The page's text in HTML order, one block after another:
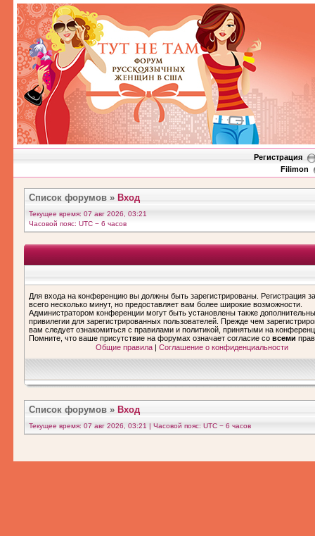
Регистрация
Filimon
Список форумов » Вход
Текущее время: 07 авг 2026, 03:21
Часовой пояс: UTC − 6 часов
Для входа на конференцию вы должны быть зарегистрированы. Регистрация
всего несколько минут, но предоставляет вам более широкие возможности.
Администратором конференции могут быть установлены также
привилегии для зарегистрированных пользователей. Прежде чем
вам следует ознакомиться с правилами и политикой, принятыми на
Помните, что ваше присутствие на форумах означает согласие со всеми
Общие правила| Соглашение о конфиденциальности
Список форумов » Вход
Текущее время: 07 авг 2026, 03:21 | Часовой пояс: UTC − 6 часов